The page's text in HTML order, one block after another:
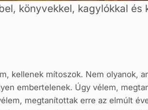
könyvekkel, kagylókkal és
kellenek mítoszok. Nem olyanok,
embertelenek. Úgy vélem,
megtanítottak erre az elmúlt